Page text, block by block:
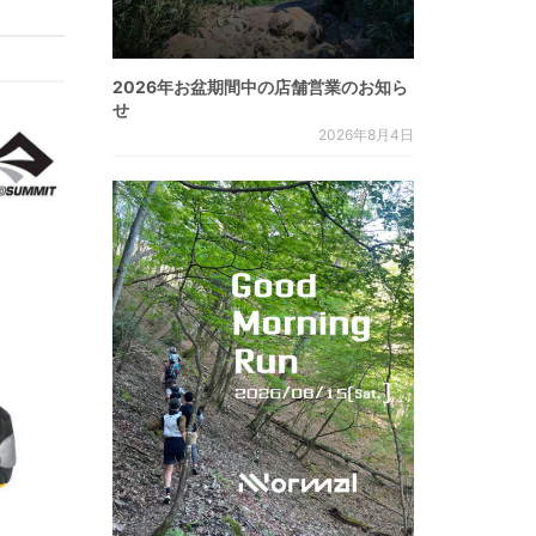
2026年お盆期間中の店舗営業のお知ら
せ
2026年8月4日